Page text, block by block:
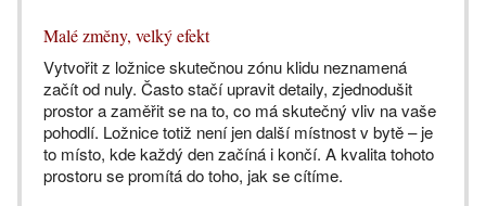
Malé změny, velký efekt
Vytvořit z ložnice skutečnou zónu klidu neznamená
začít od nuly. Často stačí upravit detaily, zjednodušit
prostor a zaměřit se na to, co má skutečný vliv na vaše
pohodlí. Ložnice totiž není jen další místnost v bytě – je
to místo, kde každý den začíná i končí. A kvalita tohoto
prostoru se promítá do toho, jak se cítíme.